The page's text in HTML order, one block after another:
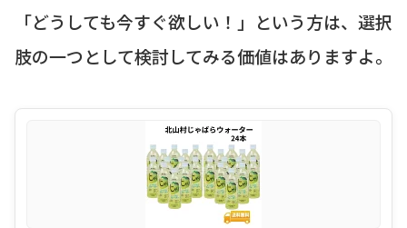
「どうしても今すぐ欲しい！」という方は、選択
肢の一つとして検討してみる価値はありますよ。